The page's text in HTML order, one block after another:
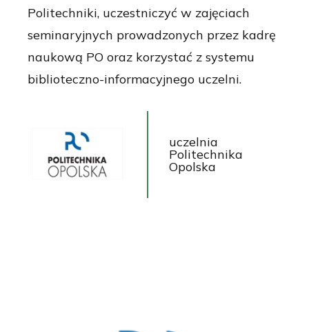
Politechniki, uczestniczyć w zajęciach
seminaryjnych prowadzonych przez kadrę
naukową PO oraz korzystać z systemu
biblioteczno-informacyjnego uczelni.
uczelnia
Politechnika
Opolska